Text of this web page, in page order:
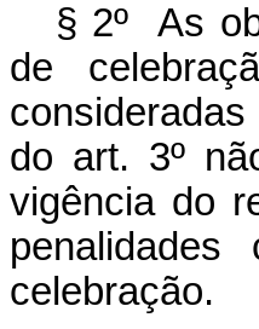
§ 2º As
de
do art. 3º
vigência do
celebração.